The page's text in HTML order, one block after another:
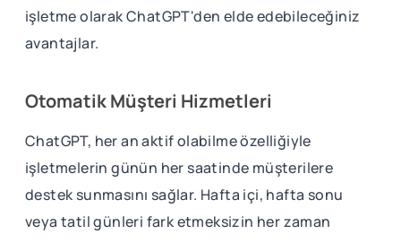
işletme olarak ChatGPT'den elde edebileceğiniz
avantajlar.
Otomatik Müşteri Hizmetleri
ChatGPT, her an aktif olabilme özelliğiyle
işletmelerin günün her saatinde müşterilere
destek sunmasını sağlar. Hafta içi, hafta sonu
veya tatil günleri fark etmeksizin her zaman